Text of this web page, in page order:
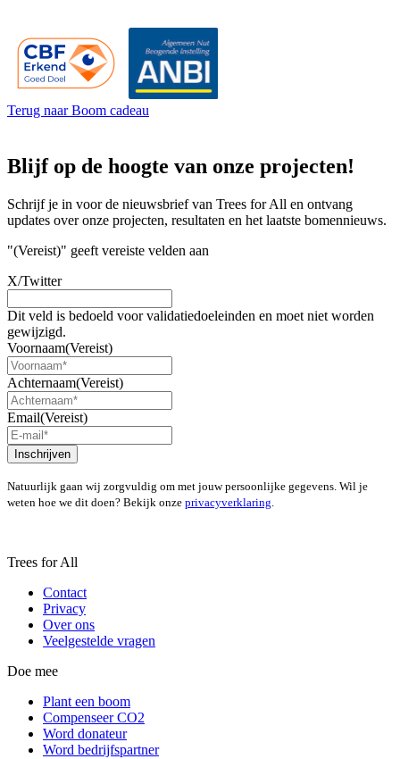
Terug naar Boom cadeau
Blijf op de hoogte van onze projecten!
Schrijf je in voor de nieuwsbrief van Trees for All en ontvang
updates over onze projecten, resultaten en het laatste bomennieuws.
"(Vereist)" geeft vereiste velden aan
X/Twitter
Dit veld is bedoeld voor validatiedoeleinden en moet niet worden
gewijzigd.
Voornaam(Vereist)
Achternaam(Vereist)
Email(Vereist)
Inschrijven
Natuurlijk gaan wij zorgvuldig om met jouw persoonlijke gegevens. Wil je
weten hoe we dit doen? Bekijk onze privacyverklaring.
Trees for All
Contact
Privacy
Over ons
Veelgestelde vragen
Doe mee
Plant een boom
Compenseer CO2
Word donateur
Word bedrijfspartner